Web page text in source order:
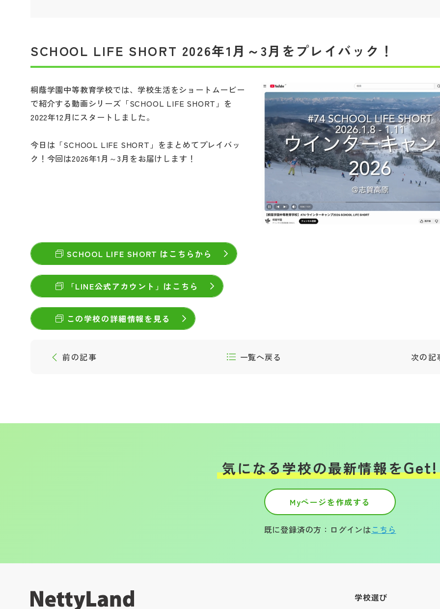
SCHOOL LIFE SHORT 2026年1月～3月をプレイバック！
桐蔭学園中等教育学校では、学校生活をショートムービー
で紹介する動画シリーズ「SCHOOL LIFE SHORT」を
2022年12月にスタートしました。
今日は「SCHOOL LIFE SHORT」をまとめてプレイバッ
ク！今回は2026年1月～3月をお届けします！
SCHOOL LIFE SHORT はこちらから
「LINE公式アカウント」はこちら
この学校の詳細情報を見る
前の記事 一覧へ戻る 次の記
気になる学校の最新情報をGet!
Myページを作成する
既に登録済の方：ログインはこちら
学校選び